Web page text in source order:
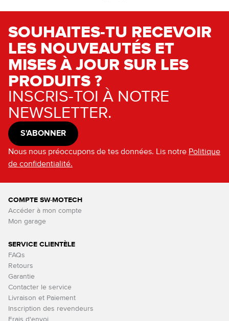
SOUHAITES-TU RECEVOIR
LES NOUVEAUTÉS ET
MISES À JOUR SUR LES
PRODUITS ?
INSCRIS-TOI À NOTRE
NEWSLETTER.
S'ABONNER
Nous nous préoccupons de tes données. Lis notre Politique
de confidentialité.
COMPTE SW-MOTECH
Accéder à mon compte
Mon garage
SERVICE CLIENTÈLE
FAQs
Retours
Garantie
Contacter le service
Livraison et Paiement
Inscription des revendeurs
Frais d'envoi